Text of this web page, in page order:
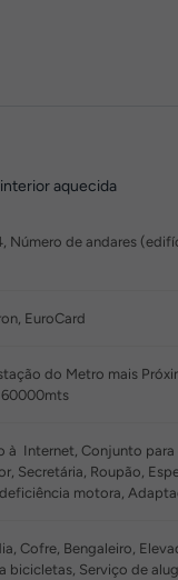
aquecida
Número de andares
EuroCard
do Metro mais
60000mts
à Internet, Conjunto
Secretária, Roupão,
motora,
Cofre, Bengaleiro,
Serviço de